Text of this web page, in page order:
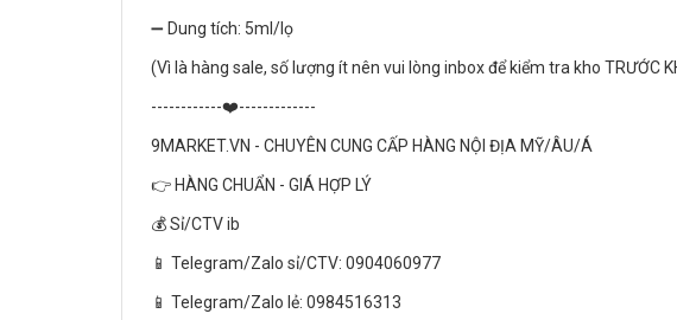
➖ Dung tích: 5ml/lọ
(Vì là hàng sale, số lượng ít nên vui lòng inbox để kiểm tra kho TRƯỚC
------------❤️-------------
9MARKET.VN - CHUYÊN CUNG CẤP HÀNG NỘI ĐỊA MỸ/ÂU/Á
👉 HÀNG CHUẨN - GIÁ HỢP LÝ
💰 Sỉ/CTV ib
📱 Telegram/Zalo sỉ/CTV: 0904060977
📱 Telegram/Zalo lẻ: 0984516313